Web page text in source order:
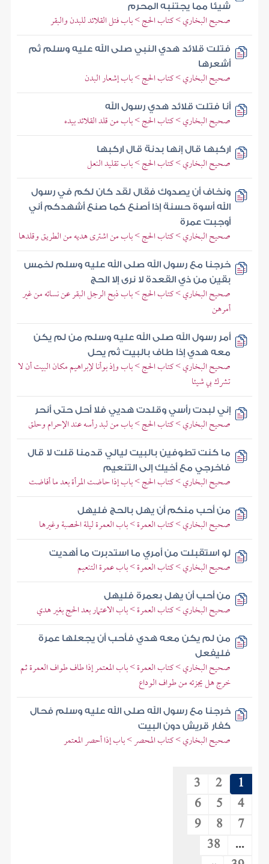
شيئا مما يجتنبه المحرم
صحيح البخاري > كتاب الحج > باب فتل القلائد للبدن والبقر
فتلت قلائد هدي النبي صلى الله عليه وسلم ثم
أشعرها
صحيح البخاري > كتاب الحج > باب إشعار البدن
أنا فتلت قلائد هدي رسول الله
صحيح البخاري > كتاب الحج > باب من قلد القلائد بيده
اركبها قال إنها بدنة قال اركبها
صحيح البخاري > كتاب الحج > باب تقليد النعل
ونخاف أن يصدوك فقال لقد كان لكم في رسول
الله أسوة حسنة إذا أصنع كما صنع أشهدكم أني
أوجبت عمرة
صحيح البخاري > كتاب الحج > باب من اشترى هديه من الطريق وقلدها
خرجنا مع رسول الله صلى الله عليه وسلم لخمس
بقين من ذي القعدة لا نرى إلا الحج
صحيح البخاري > كتاب الحج > باب ذبح الرجل البقر عن نسائه من غير
أمرهن
أمر رسول الله صلى الله عليه وسلم من لم يكن
معه هدي إذا طاف بالبيت ثم يحل
صحيح البخاري > كتاب الحج > باب وإذ بوأنا لإبراهيم مكان البيت أن لا
تشرك بي شيئا
إني لبدت رأسي وقلدت هديي فلا أحل حتى أنحر
صحيح البخاري > كتاب الحج > باب من لبد رأسه عند الإحرام وحلق
ما كنت تطوفين بالبيت ليالي قدمنا قلت لا قال
فاخرجي مع أخيك إلى التنعيم
صحيح البخاري > كتاب الحج > باب إذا حاضت المرأة بعد ما أفاضت
من أحب منكم أن يهل بالحج فليهل
صحيح البخاري > كتاب العمرة > باب العمرة ليلة الحصبة وغيرها
لو استقبلت من أمري ما استدبرت ما أهديت
صحيح البخاري > كتاب العمرة > باب عمرة التنعيم
من أحب أن يهل بعمرة فليهل
صحيح البخاري > كتاب العمرة > باب الاعتمار بعد الحج بغير هدي
من لم يكن معه هدي فأحب أن يجعلها عمرة
فليفعل
صحيح البخاري > كتاب العمرة > باب المعتمر إذا طاف طواف العمرة ثم
خرج هل يجزئه من طواف الوداع
خرجنا مع رسول الله صلى الله عليه وسلم فحال
كفار قريش دون البيت
صحيح البخاري > كتاب المحصر > باب إذا أحصر المعتمر
1
2
3
4
5
6
7
8
9
...
38